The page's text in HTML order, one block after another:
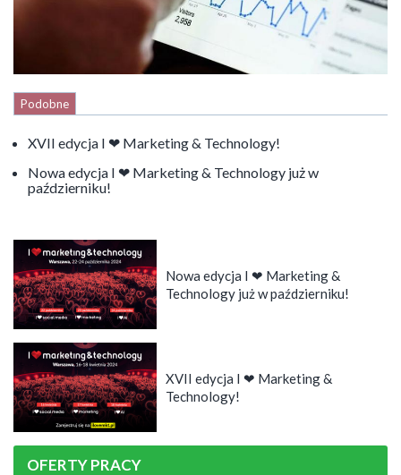
Podobne
XVII edycja I ​​❤ Marketing & Technology!
Nowa edycja I ​​❤ Marketing & Technology już w
październiku!
Nowa edycja I ​​❤ Marketing &
Technology już w październiku!
XVII edycja I ​​❤ Marketing &
Technology!
OFERTY PRACY